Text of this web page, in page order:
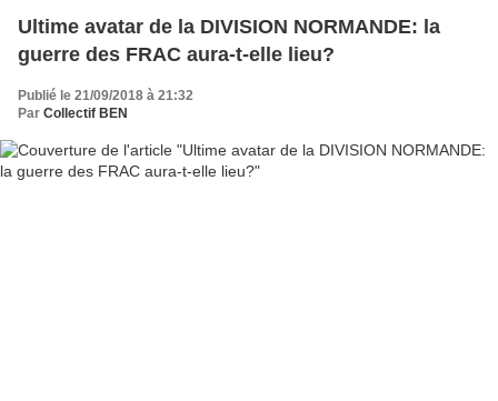
Ultime avatar de la DIVISION NORMANDE: la
guerre des FRAC aura-t-elle lieu?
Publié le 21/09/2018 à 21:32
Par Collectif BEN